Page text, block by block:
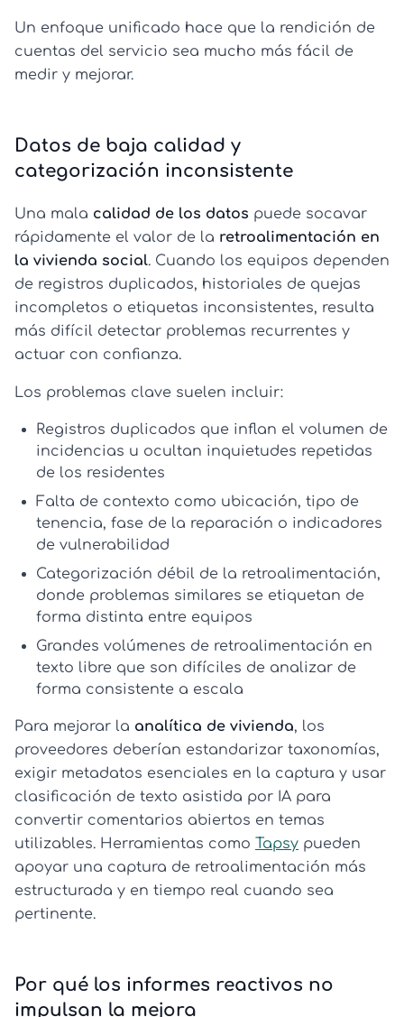
Un enfoque unificado hace que la rendición de
cuentas del servicio sea mucho más fácil de
medir y mejorar.
Datos de baja calidad y
categorización inconsistente
Una mala calidad de los datos puede socavar
rápidamente el valor de la retroalimentación en
la vivienda social. Cuando los equipos dependen
de registros duplicados, historiales de quejas
incompletos o etiquetas inconsistentes, resulta
más difícil detectar problemas recurrentes y
actuar con confianza.
Los problemas clave suelen incluir:
Registros duplicados que inflan el volumen de
incidencias u ocultan inquietudes repetidas
de los residentes
Falta de contexto como ubicación, tipo de
tenencia, fase de la reparación o indicadores
de vulnerabilidad
Categorización débil de la retroalimentación,
donde problemas similares se etiquetan de
forma distinta entre equipos
Grandes volúmenes de retroalimentación en
texto libre que son difíciles de analizar de
forma consistente a escala
Para mejorar la analítica de vivienda, los
proveedores deberían estandarizar taxonomías,
exigir metadatos esenciales en la captura y usar
clasificación de texto asistida por IA para
convertir comentarios abiertos en temas
utilizables. Herramientas como Tapsy pueden
apoyar una captura de retroalimentación más
estructurada y en tiempo real cuando sea
pertinente.
Por qué los informes reactivos no
impulsan la mejora